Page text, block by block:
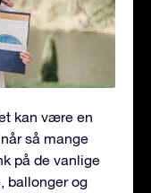
kan være en
så mange
på de vanlige
ballonger og